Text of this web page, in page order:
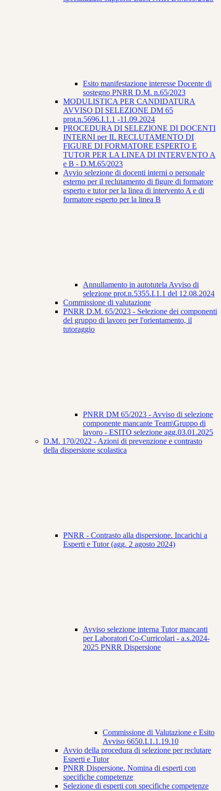
Esito manifestazione interesse Docente di
sostegno PNRR D.M. n.65/2023
MODULISTICA PER CANDIDATURA
AVVISO DI SELEZIONE DM 65
prot.n.5696.I.1.1 -11.09.2024
PROCEDURA DI SELEZIONE DI DOCENTI
INTERNI per IL RECLUTAMENTO DI
FIGURE DI FORMATORE ESPERTO E
TUTOR PER LA LINEA DI INTERVENTO A
e B - D.M.65/2023
Avvio selezione di docenti interni o personale
esterno per il reclutamento di figure di formatore
esperto e tutor per la linea di intervento A e di
formatore esperto per la linea B
Annullamento in autotutela Avviso di
selezione prot.n.5355.I.1.1 del 12.08.2024
Commissione di valutazione
PNRR D.M. 65/2023 - Selezione dei componenti
del gruppo di lavoro per l'orientamento, il
tutoraggio
PNRR DM 65/2023 - Avviso di selezione
componente mancante Team\Gruppo di
lavoro - ESITO selezione agg.03.01.2025
D.M. 170/2022 - Azioni di prevenzione e contrasto
della dispersione scolastica
PNRR - Contrasto alla dispersione. Incarichi a
Esperti e Tutor (agg. 2 agosto 2024)
Avviso selezione interna Tutor mancanti
per Laboratori Co-Curricolari - a.s.2024-
2025 PNRR Dispersione
Commissione di Valutazione e Esito
Avviso 6650.I.1.1.19.10
Avvio della procedura di selezione per reclutare
Esperti e Tutor
PNRR Dispersione. Nomina di esperti con
specifiche competenze
Selezione di esperti con specifiche competenze